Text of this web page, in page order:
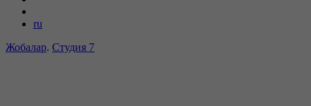
ru
Жобалар. Студия 7